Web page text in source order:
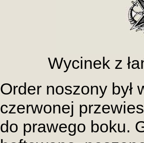
Wycinek z
Order noszony był
czerwonej
do prawego boku.